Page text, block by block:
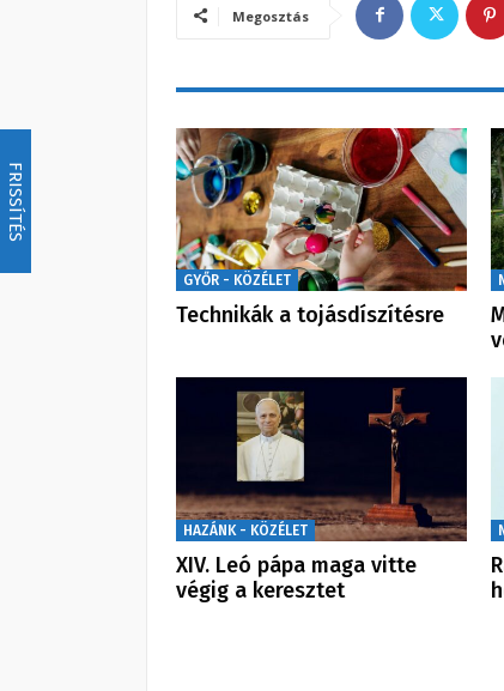
FRISSÍTÉS
Megosztás
GYŐR - KÖZÉLET
Technikák a tojásdíszítésre
HAZÁNK - KÖZÉLET
XIV. Leó pápa maga vitte
végig a keresztet